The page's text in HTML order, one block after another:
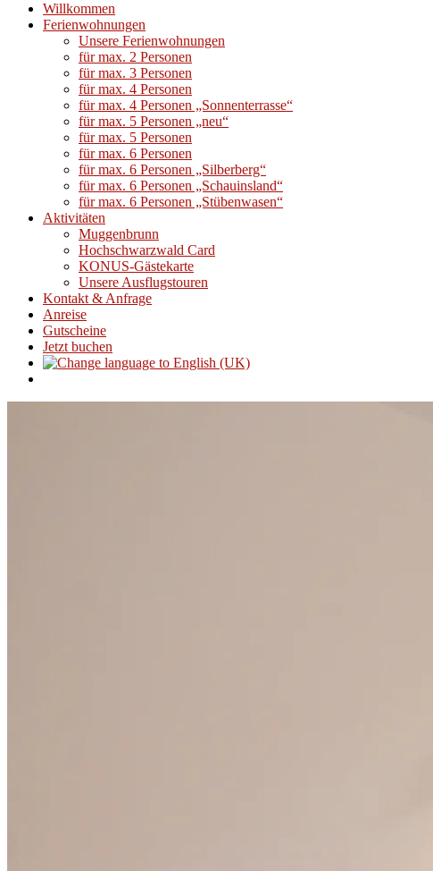
Willkommen
Ferienwohnungen
Unsere Ferienwohnungen
für max. 2 Personen
für max. 3 Personen
für max. 4 Personen
für max. 4 Personen „Sonnenterrasse“
für max. 5 Personen „neu“
für max. 5 Personen
für max. 6 Personen
für max. 6 Personen „Silberberg“
für max. 6 Personen „Schauinsland“
für max. 6 Personen „Stübenwasen“
Aktivitäten
Muggenbrunn
Hochschwarzwald Card
KONUS-Gästekarte
Unsere Ausflugstouren
Kontakt & Anfrage
Anreise
Gutscheine
Jetzt buchen